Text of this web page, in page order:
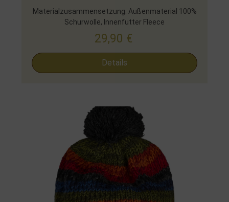
Materialzusammensetzung: Außenmaterial 100%
Schurwolle, Innenfutter Fleece
29,90 €
Details